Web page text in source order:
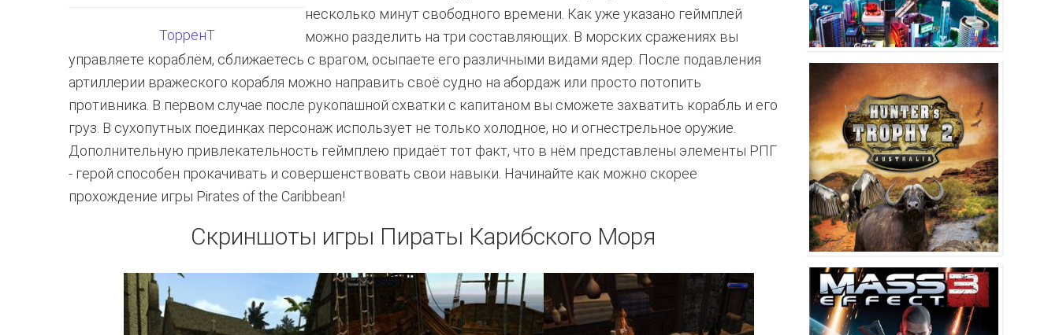
ТорренТ
несколько минут свободного времени. Как уже указано геймплей
можно разделить на три составляющих. В морских сражениях вы
управляете кораблём, сближаетесь с врагом, осыпаете его различными видами ядер. После подавления
артиллерии вражеского корабля можно направить своё судно на абордаж или просто потопить
противника. В первом случае после рукопашной схватки с капитаном вы сможете захватить корабль и его
груз. В сухопутных поединках персонаж использует не только холодное, но и огнестрельное оружие.
Дополнительную привлекательность геймплею придаёт тот факт, что в нём представлены элементы РПГ
- герой способен прокачивать и совершенствовать свои навыки. Начинайте как можно скорее
прохождение игры Pirates of the Caribbean!
Скриншоты игры Пираты Карибского Моря